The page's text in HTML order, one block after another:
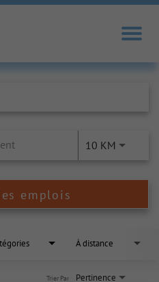
10 KM
emplois
À distance
Pertinence
Trier Par